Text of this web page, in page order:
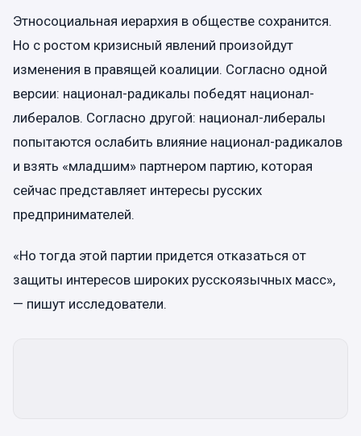
Этносоциальная иерархия в обществе сохранится.
Но с ростом кризисный явлений произойдут
изменения в правящей коалиции. Согласно одной
версии: национал-радикалы победят национал-
либералов. Согласно другой: национал-либералы
попытаются ослабить влияние национал-радикалов
и взять «младшим» партнером партию, которая
сейчас представляет интересы русских
предпринимателей.
«Но тогда этой партии придется отказаться от
защиты интересов широких русскоязычных масс»,
— пишут исследователи.